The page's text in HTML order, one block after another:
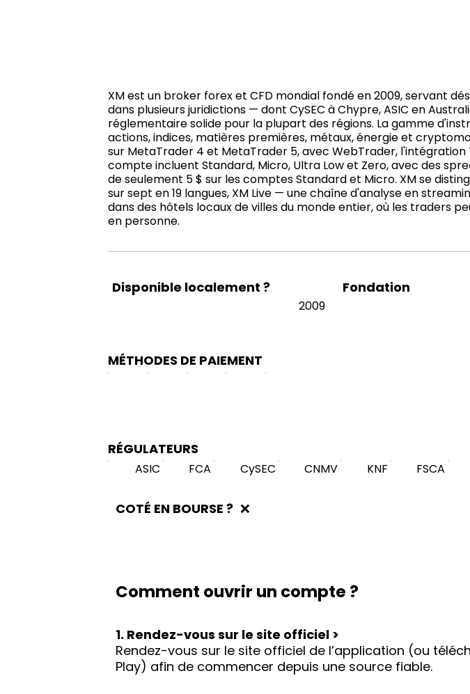
XM est un broker forex et CFD mondial fondé en 2009, servant
dans plusieurs juridictions — dont CySEC à Chypre, ASIC en
réglementaire solide pour la plupart des régions. La gamme
actions, indices, matières premières, métaux, énergie et
sur MetaTrader 4 et MetaTrader 5, avec WebTrader,
compte incluent Standard, Micro, Ultra Low et Zero, avec des
de seulement 5 $ sur les comptes Standard et Micro. XM se
sur sept en 19 langues, XM Live — une chaîne d'analyse en
dans des hôtels locaux de villes du monde entier, où les
en personne.
Disponible localement ? Fondation
2009
MÉTHODES DE PAIEMENT
RÉGULATEURS
ASIC FCA CySEC CNMV KNF FSCA
COTÉ EN BOURSE ? ❌
Comment ouvrir un compte ?
1. Rendez-vous sur le site officiel >
Rendez-vous sur le site officiel de l’application (ou
Play) afin de commencer depuis une source fiable.